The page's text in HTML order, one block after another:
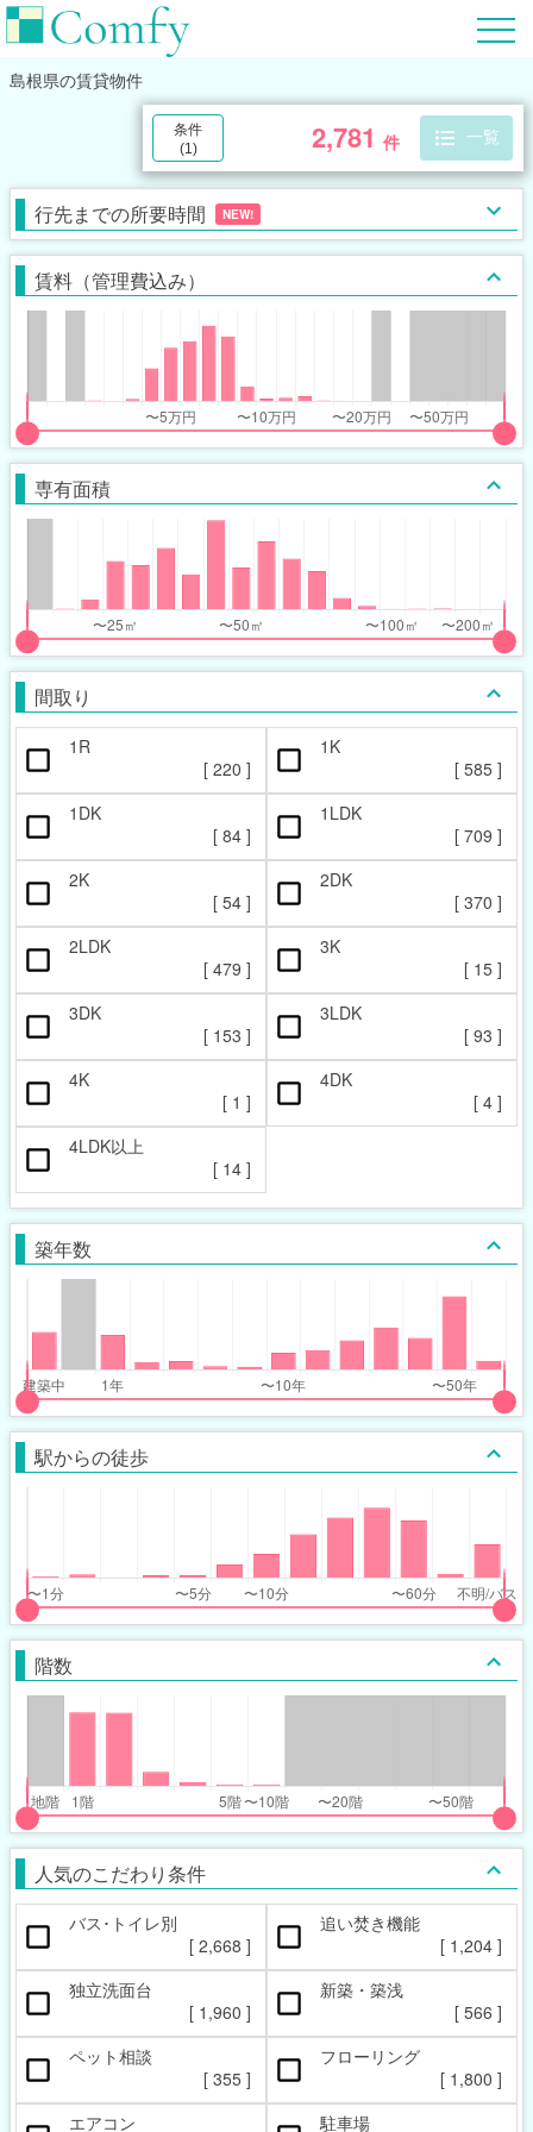
島根県の賃貸物件
2,781 件 一覧
条件
(1 )
行先までの所要時間 NEW!
賃料（管理費込み）
専有面積
間取り
1R
[ 220 ]
1K
[ 585 ]
1DK
[ 84 ]
1LDK
[ 709 ]
2K
[ 54 ]
2DK
[ 370 ]
2LDK
[ 479 ]
3K
[ 15 ]
3DK
[ 153 ]
3LDK
[ 93 ]
4K
[ 1 ]
4DK
[ 4 ]
4LDK以上
[ 14 ]
築年数
駅からの徒歩
階数
人気のこだわり条件
バス･トイレ別
[ 2,668 ]
追い焚き機能
[ 1,204 ]
独立洗面台
[ 1,960 ]
新築・築浅
[ 566 ]
ペット相談
[ 355 ]
フローリング
[ 1,800 ]
エアコン
駐車場